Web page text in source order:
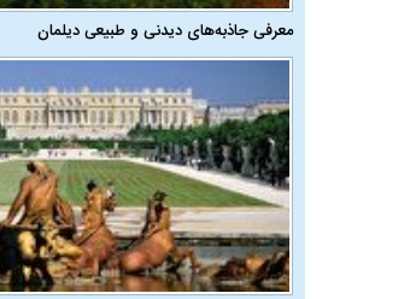
معرفی جاذبه‌های دیدنی و طبیعی دیلمان